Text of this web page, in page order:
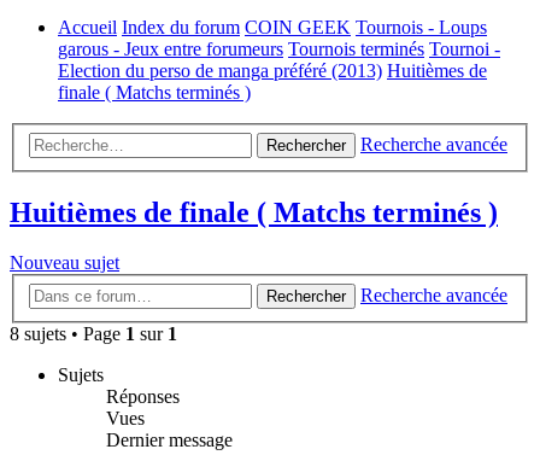
Accueil Index du forum COIN GEEK Tournois - Loups
garous - Jeux entre forumeurs Tournois terminés Tournoi -
Election du perso de manga préféré (2013) Huitièmes de
finale ( Matchs terminés )
Rechercher Recherche avancée
Huitièmes de finale ( Matchs terminés )
Nouveau sujet
Rechercher
Recherche avancée
8 sujets • Page 1 sur 1
Sujets
Réponses
Vues
Dernier message